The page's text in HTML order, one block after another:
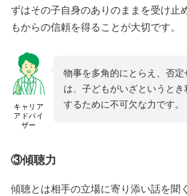
ずはその子自身のありのままを受け止
もからの信頼を得ることが大切です。
キャリア
アドバイ
ザー
物事を多角的にとらえ、否
は、子どもがいざというと
するために不可欠な力です。
③傾聴力
傾聴とは相手の立場に寄り添い話を聞